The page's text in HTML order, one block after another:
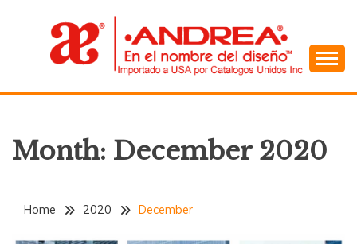
ANDREA
Month: December 2020
Home 2020 December